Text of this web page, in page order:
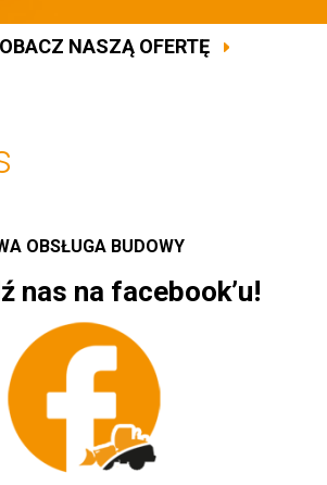
NASZĄ OFERTĘ
OBSŁUGA BUDOWY
nas na facebook’u!